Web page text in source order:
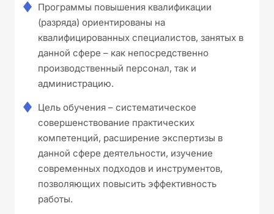
Программы повышения квалификации
(разряда) ориентированы на
квалифицированных специалистов, занятых в
данной сфере – как непосредственно
производственный персонал, так и
администрацию.
Цель обучения – систематическое
совершенствование практических
компетенций, расширение экспертизы в
данной сфере деятельности, изучение
современных подходов и инструментов,
позволяющих повысить эффективность
работы.